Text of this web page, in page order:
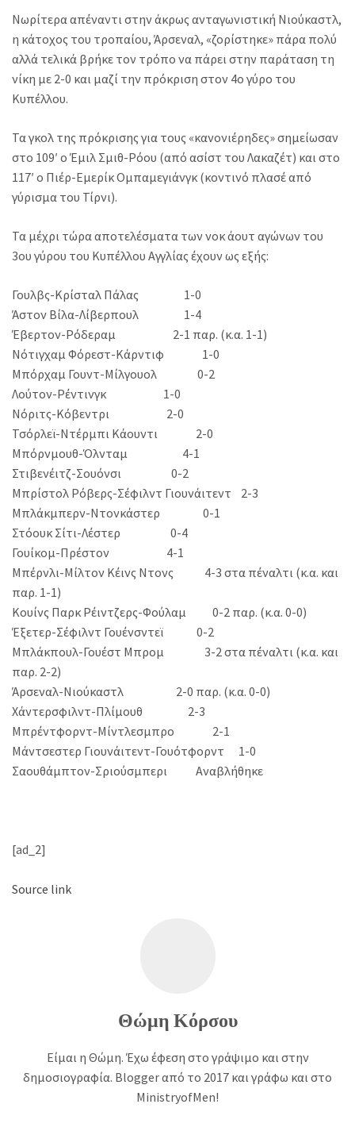
Νωρίτερα απέναντι στην άκρως ανταγωνιστική Νιούκαστλ,
η κάτοχος του τροπαίου, Άρσεναλ, «ζορίστηκε» πάρα πολύ
αλλά τελικά βρήκε τον τρόπο να πάρει στην παράταση τη
νίκη με 2-0 και μαζί την πρόκριση στον 4ο γύρο του
Κυπέλλου.
Τα γκολ της πρόκρισης για τους «κανονιέρηδες» σημείωσαν
στο 109′ ο Έμιλ Σμιθ-Ρόου (από ασίστ του Λακαζέτ) και στο
117′ ο Πιέρ-Εμερίκ Ομπαμεγιάνγκ (κοντινό πλασέ από
γύρισμα του Τίρνι).
Τα μέχρι τώρα αποτελέσματα των νοκ άουτ αγώνων του
3ου γύρου του Κυπέλλου Αγγλίας έχουν ως εξής:
Γουλβς-Κρίσταλ Πάλας 1-0
Άστον Βίλα-Λίβερπουλ 1-4
Έβερτον-Ρόδεραμ 2-1 παρ. (κ.α. 1-1)
Νότιγχαμ Φόρεστ-Κάρντιφ 1-0
Μπόρχαμ Γουντ-Μίλγουολ 0-2
Λούτον-Ρέντινγκ 1-0
Νόριτς-Κόβεντρι 2-0
Τσόρλεϊ-Ντέρμπι Κάουντι 2-0
Μπόρνμουθ-Όλνταμ 4-1
Στιβενέιτζ-Σουόνσι 0-2
Μπρίστολ Ρόβερς-Σέφιλντ Γιουνάιτεντ 2-3
Μπλάκμπερν-Ντονκάστερ 0-1
Στόουκ Σίτι-Λέστερ 0-4
Γουίκομ-Πρέστον 4-1
Μπέρνλι-Μίλτον Κέινς Ντονς 4-3 στα πέναλτι (κ.α. και
παρ. 1-1)
Κουίνς Παρκ Ρέιντζερς-Φούλαμ 0-2 παρ. (κ.α. 0-0)
Έξετερ-Σέφιλντ Γουένσντεϊ 0-2
Μπλάκπουλ-Γουέστ Μπρομ 3-2 στα πέναλτι (κ.α. και
παρ. 2-2)
Άρσεναλ-Νιούκαστλ 2-0 παρ. (κ.α. 0-0)
Χάντερσφιλντ-Πλίμουθ 2-3
Μπρέντφορντ-Μίντλεσμπρο 2-1
Μάντσεστερ Γιουνάιτεντ-Γουότφορντ 1-0
Σαουθάμπτον-Σριούσμπερι Αναβλήθηκε
[ad_2]
Source link
Θώμη Κόρσου
Είμαι η Θώμη. Έχω έφεση στο γράψιμο και στην
δημοσιογραφία. Blogger από το 2017 και γράφω και στο
MinistryofMen!